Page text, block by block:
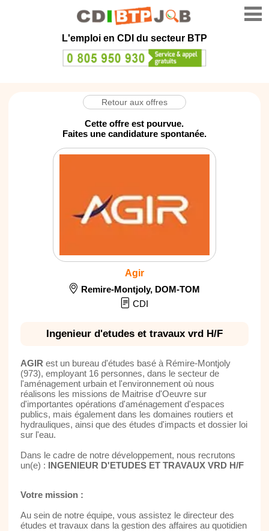
L'emploi en CDI du secteur BTP
Retour aux offres
Cette offre est pourvue.
Faites une candidature spontanée.
Agir
Remire-Montjoly, DOM-TOM
CDI
Ingenieur d'etudes et travaux vrd H/F
AGIR est un bureau d'études basé à Rémire-Montjoly
(973), employant 16 personnes, dans le secteur de
l'aménagement urbain et l'environnement où nous
réalisons les missions de Maitrise d'Oeuvre sur
d'importantes opérations d'aménagement d'espaces
publics, mais également dans les domaines routiers et
hydrauliques, ainsi que des études d'impacts et dossier loi
sur l'eau.
Dans le cadre de notre développement, nous recrutons
un(e) : INGENIEUR D'ETUDES ET TRAVAUX VRD H/F
Votre mission :
Au sein de notre équipe, vous assistez le directeur des
études et travaux dans la gestion des affaires au quotidien